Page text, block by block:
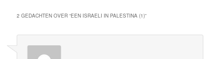
2 GEDACHTEN OVER “EEN ISRAELI IN PALESTINA (1)”